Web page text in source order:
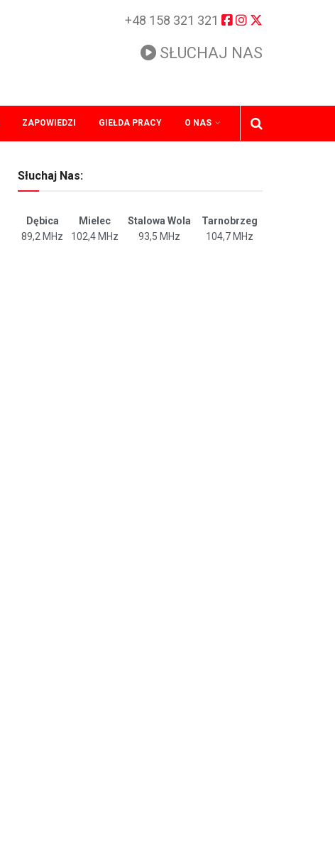
+48 158 321 321
SŁUCHAJ NAS
ZAPOWIEDZI GIEŁDA PRACY O NAS
Słuchaj Nas:
Dębica Mielec Stalowa Wola
Tarnobrzeg
89,2 MHz
102,4 MHz 93,5 MHz 104,7 MHz